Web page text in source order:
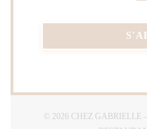
© 2026 CHEZ GABRIELLE